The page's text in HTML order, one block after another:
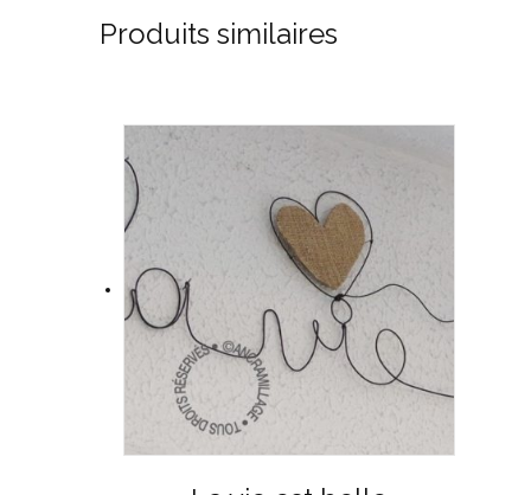
Produits similaires